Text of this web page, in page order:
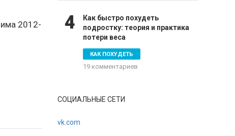
2012-
4
Как быстро похудеть
подростку: теория и практика
потери веса
КАК ПОХУДЕТЬ
19 комментариев
СОЦИАЛЬНЫЕ СЕТИ
vk.com